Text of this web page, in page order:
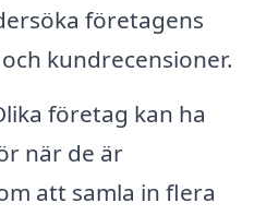
företagens
kundrecensioner.
företag kan ha
när de är
att samla in flera